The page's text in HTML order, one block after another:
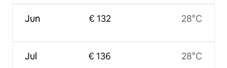
Jun
Jul
€ 132
€ 136
28°C
28°C